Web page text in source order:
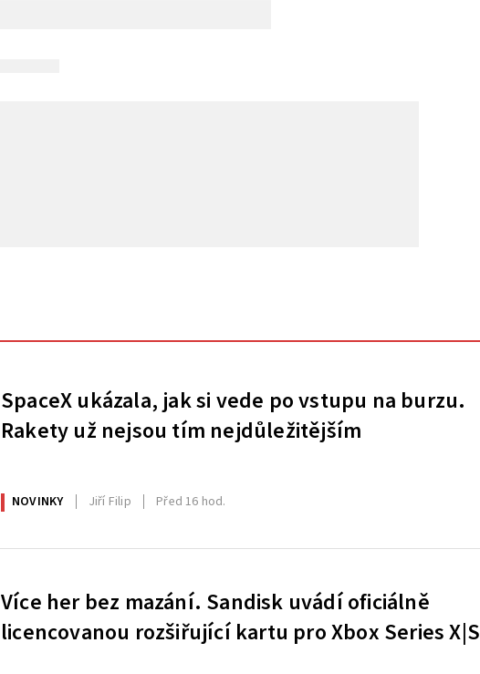
SpaceX ukázala, jak si vede po vstupu na burzu.
Rakety už nejsou tím nejdůležitějším
NOVINKY Jiří Filip Před 16 hod.
Více her bez mazání. Sandisk uvádí oficiálně
licencovanou rozšiřující kartu pro Xbox Series X|S